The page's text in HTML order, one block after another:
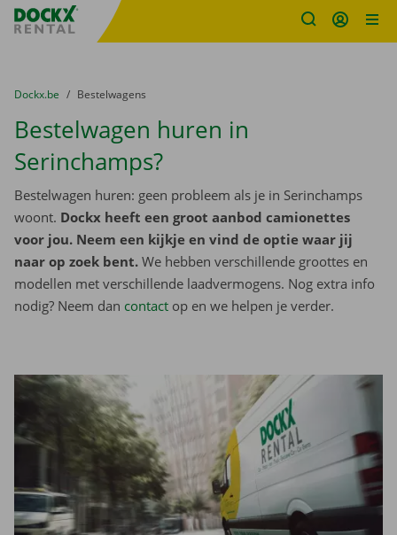
Fratello DEMO
U bevindt zich hier:
van
Dockx.be naar
Bestelwagens
Bestelwagen huren in
Serinchamps?
Bestelwagen huren: geen probleem als je in Serinchamps
woont. Dockx heeft een groot aanbod camionettes
voor jou. Neem een kijkje en vind de optie waar jij
naar op zoek bent. We hebben verschillende groottes en
modellen met verschillende laadvermogens. Nog extra info
nodig? Neem dan contact op en we helpen je verder.